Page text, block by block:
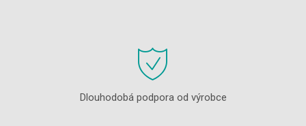
Dlouhodobá podpora od výrobce